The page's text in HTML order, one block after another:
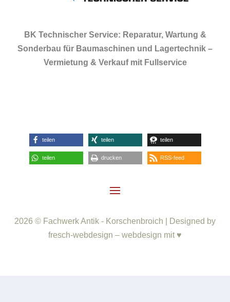
BK Technischer Service: Reparatur, Wartung &
Sonderbau für Baumaschinen und Lagertechnik –
Vermietung & Verkauf mit Fullservice
teilen teilen teilen
teilen drucken RSS-feed
2026 © Fachwerk Antik - Korschenbroich | Designed by
fresch-webdesign – webdesign mit ♥